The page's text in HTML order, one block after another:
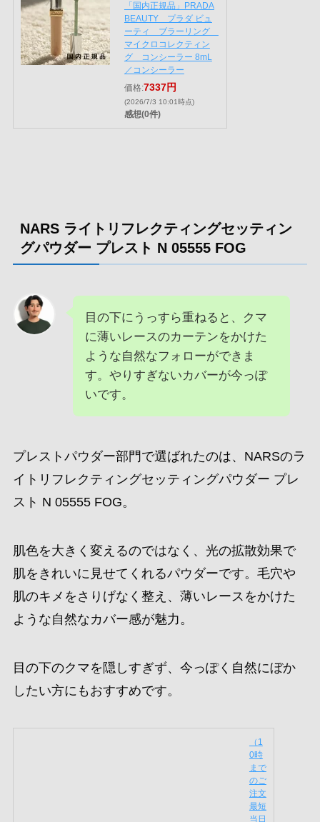
「国内正規品」PRADA
BEAUTY プラダ ビュ
ーティ ブラーリング
マイクロコレクティン
グ コンシーラー 8mL
／コンシーラー
価格:7337円
(2026/7/3 10:01時点)
感想(0件)
NARS ライトリフレクティングセッティン
グパウダー プレスト N 05555 FOG
目の下にうっすら重ねると、クマ
に薄いレースのカーテンをかけた
ような自然なフォローができま
す。やりすぎないカバーが今っぽ
いです。
プレストパウダー部門で選ばれたのは、NARSのラ
イトリフレクティングセッティングパウダー プレ
スト N 05555 FOG。
肌色を大きく変えるのではなく、光の拡散効果で
肌をきれいに見せてくれるパウダーです。毛穴や
肌のキメをさりげなく整え、薄いレースをかけた
ような自然なカバー感が魅力。
目の下のクマを隠しすぎず、今っぽく自然にぼか
したい方にもおすすめです。